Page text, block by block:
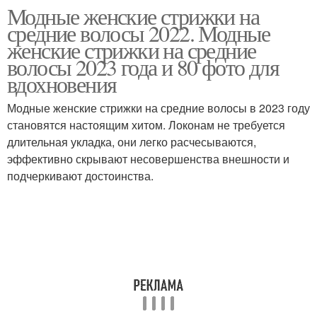
Модные женские стрижки на
средние волосы 2022. Модные
женские стрижки на средние
волосы 2023 года и 80 фото для
вдохновения
Модные женские стрижки на средние волосы в 2023 году
становятся настоящим хитом. Локонам не требуется
длительная укладка, они легко расчесываются,
эффективно скрывают несовершенства внешности и
подчеркивают достоинства.